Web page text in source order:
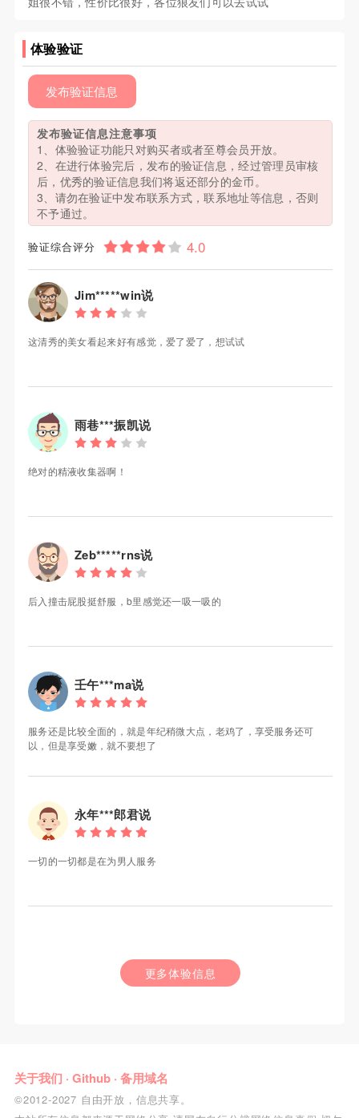
体验验证
发布验证信息
发布验证信息注意事项
1、体验验证功能只对购买者或者至尊会员开放。
2、在进行体验完后，发布的验证信息，经过管理员审核
后，优秀的验证信息我们将返还部分的金币。
3、请勿在验证中发布联系方式，联系地址等信息，否则
不予通过。
验证综合评分
Jim*****win说
这清秀的美女看起来好有感觉，爱了爱了，想试试
雨巷***振凯说
绝对的精液收集器啊！
Zeb*****rns说
后入撞击屁股挺舒服，b里感觉还一吸一吸的
壬午***ma说
服务还是比较全面的，就是年纪稍微大点，老鸡了，享受服务还可
以，但是享受嫩，就不要想了
永年***郎君说
一切的一切都是在为男人服务
更多体验信息
关于我们 · Github· 备用域名
©2012-2027 自由开放，信息共享。